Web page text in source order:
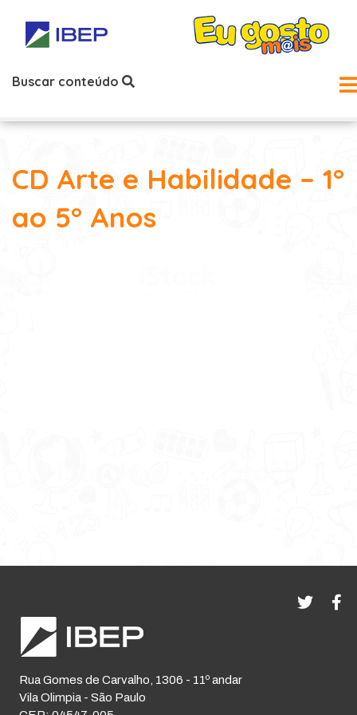
Buscar conteúdo
CD Arte e Habilidade – 1°
ao 5° Anos
Rua Gomes de Carvalho, 1306 - 11º andar
Vila Olimpia - São Paulo